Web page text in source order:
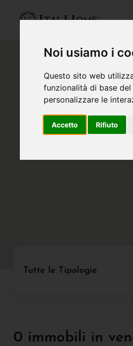
Noi usiamo i
Questo sito web
funzionalità di base
personalizzare le
Accetto Rifiuto
Tutte le Tipologie
0 immobili in